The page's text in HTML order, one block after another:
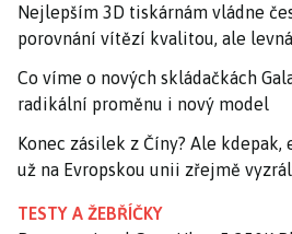
Nejlepším 3D tiskárnám vládne
porovnání vítězí kvalitou, ale
Co víme o nových skládačkách
radikální proměnu i nový model
Konec zásilek z Číny? Ale kdepak,
už na Evropskou unii zřejmě
TESTY A ŽEBŘÍČKY